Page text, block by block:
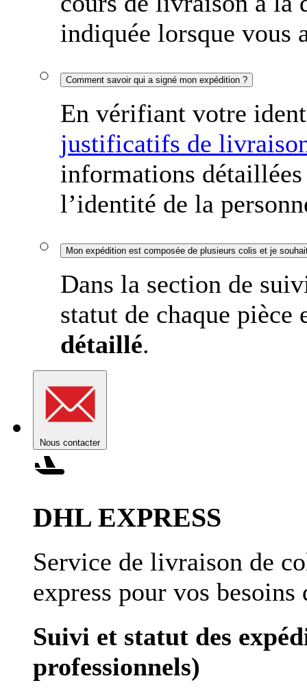
indiquée lorsque vous
Comment savoir qui a signé mon expédition ?
En vérifiant votre
justificatifs de
informations
l’identité de la
Dans la section de
statut de chaque
détaillé.
Nous contacter
DHL EXPRESS
Service de livraison de
express pour vos
Suivi et statut des
professionnels)